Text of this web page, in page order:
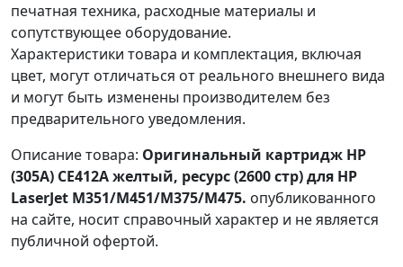
печатная техника, расходные материалы и
сопутствующее оборудование.
Характеристики товара и комплектация, включая
цвет, могут отличаться от реального внешнего вида
и могут быть изменены производителем без
предварительного уведомления.
Описание товара: Оригинальный картридж HP
(305A) CE412A желтый, ресурс (2600 стр) для HP
LaserJet M351/M451/M375/M475. опубликованного
на сайте, носит справочный характер и не является
публичной офертой.